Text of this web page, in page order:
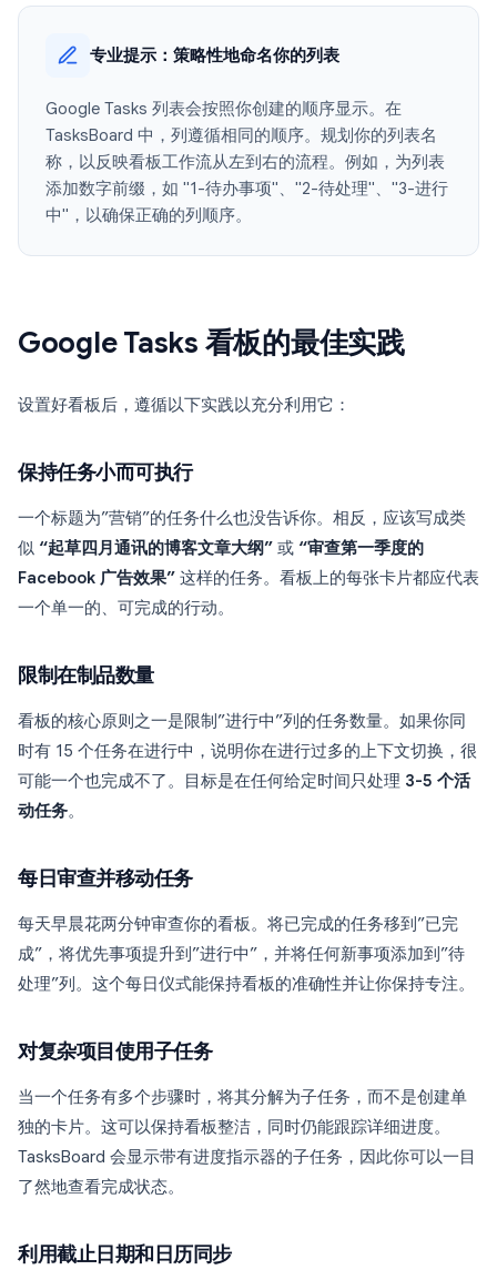
专业提示：策略性地命名你的列表
Google Tasks 列表会按照你创建的顺序显示。在
TasksBoard 中，列遵循相同的顺序。规划你的列表名
称，以反映看板工作流从左到右的流程。例如，为列表
添加数字前缀，如 "1-待办事项"、"2-待处理"、"3-进行
中"，以确保正确的列顺序。
Google Tasks 看板的最佳实践
设置好看板后，遵循以下实践以充分利用它：
保持任务小而可执行
一个标题为”营销”的任务什么也没告诉你。相反，应该写成类
似 “起草四月通讯的博客文章大纲” 或 “审查第一季度的
Facebook 广告效果” 这样的任务。看板上的每张卡片都应代表
一个单一的、可完成的行动。
限制在制品数量
看板的核心原则之一是限制”进行中”列的任务数量。如果你同
时有 15 个任务在进行中，说明你在进行过多的上下文切换，很
可能一个也完成不了。目标是在任何给定时间只处理 3-5 个活
动任务。
每日审查并移动任务
每天早晨花两分钟审查你的看板。将已完成的任务移到”已完
成”，将优先事项提升到”进行中”，并将任何新事项添加到”待
处理”列。这个每日仪式能保持看板的准确性并让你保持专注。
对复杂项目使用子任务
当一个任务有多个步骤时，将其分解为子任务，而不是创建单
独的卡片。这可以保持看板整洁，同时仍能跟踪详细进度。
TasksBoard 会显示带有进度指示器的子任务，因此你可以一目
了然地查看完成状态。
利用截止日期和日历同步